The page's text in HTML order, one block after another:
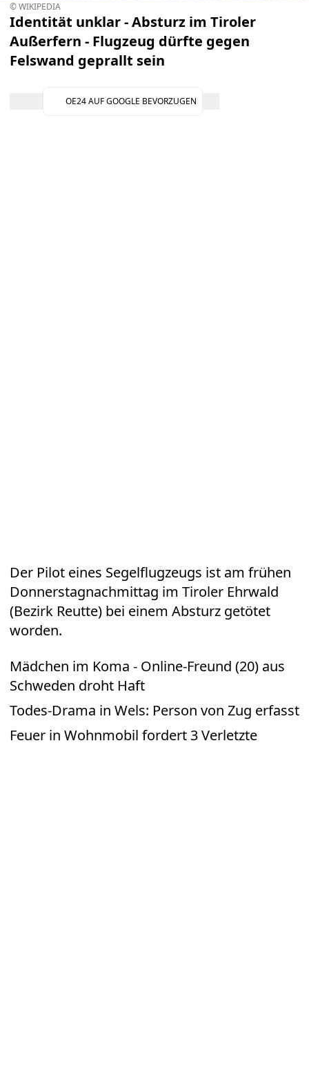
© WIKIPEDIA
Identität unklar - Absturz im Tiroler
Außerfern - Flugzeug dürfte gegen
Felswand geprallt sein
OE24 AUF GOOGLE BEVORZUGEN
Der Pilot eines Segelflugzeugs ist am frühen
Donnerstagnachmittag im Tiroler Ehrwald
(Bezirk Reutte) bei einem Absturz getötet
worden.
Mädchen im Koma - Online-Freund (20) aus
Schweden droht Haft
Todes-Drama in Wels: Person von Zug erfasst
Feuer in Wohnmobil fordert 3 Verletzte